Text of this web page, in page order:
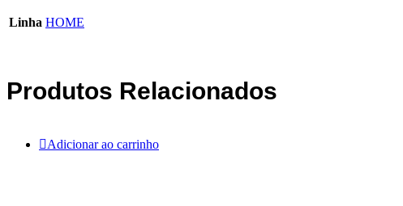
Linha HOME
Produtos Relacionados
Adicionar ao carrinho